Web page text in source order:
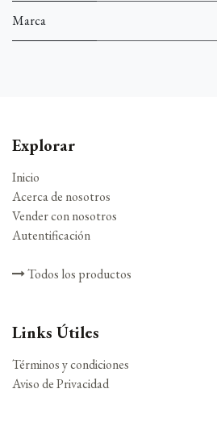
Marca
Explorar
Inicio
Acerca de nosotros
Vender con nosotros
Autentificación
Todos los productos
Links Útiles
Términos y condiciones
Aviso de Privacidad